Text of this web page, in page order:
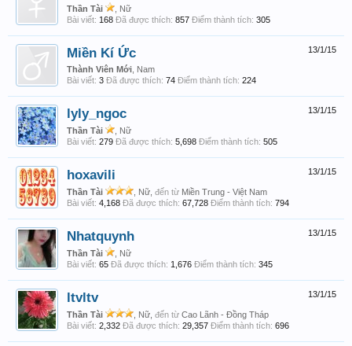
Thần Tài
, Nữ
Bài viết: 168 Đã được thích: 857 Điểm thành tích: 305
13/1/15
Miền Kí Ức
Thành Viên Mới , Nam
Bài viết: 3 Đã được thích: 74 Điểm thành tích: 224
13/1/15
lyly_ngoc
Thần Tài
, Nữ
Bài viết: 279 Đã được thích: 5,698 Điểm thành tích: 505
13/1/15
hoxavili
Thần Tài , Nữ, đến từ Miền Trung - Việt Nam
Bài viết: 4,168 Đã được thích: 67,728 Điểm thành tích: 794
13/1/15
Nhatquynh
Thần Tài
, Nữ
Bài viết: 65 Đã được thích: 1,676 Điểm thành tích: 345
13/1/15
ltvltv
Thần Tài , Nữ, đến từ Cao Lãnh - Đồng Tháp
Bài viết: 2,332 Đã được thích: 29,357 Điểm thành tích: 696